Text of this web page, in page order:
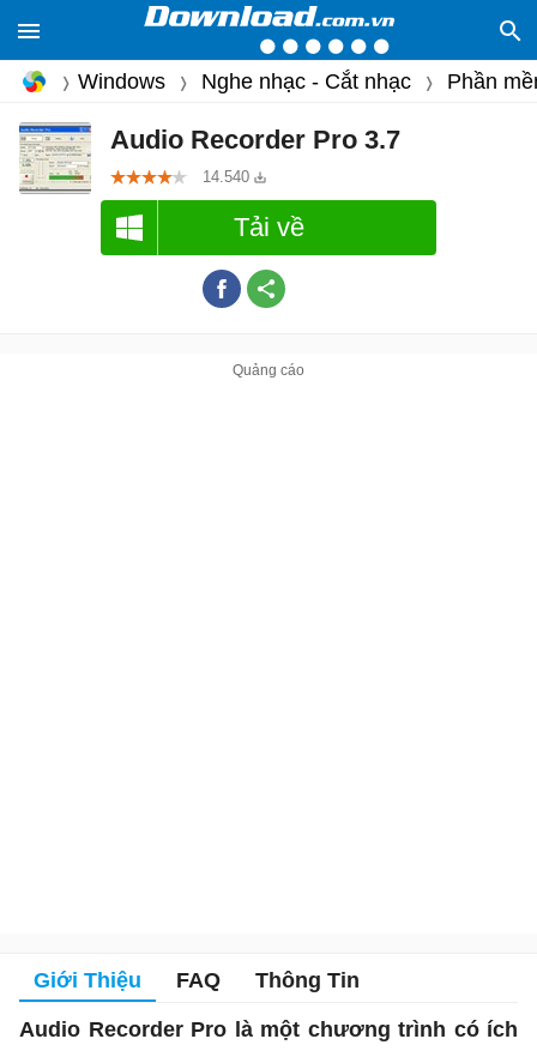
Windows Nghe nhạc - Cắt nhạc Phần
Audio Recorder Pro 3.7
14.540
Tải về
Giới Thiệu FAQ Thông Tin
Audio Recorder Pro là một chương trình có ích